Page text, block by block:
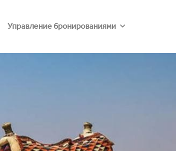
Управление бронированиями